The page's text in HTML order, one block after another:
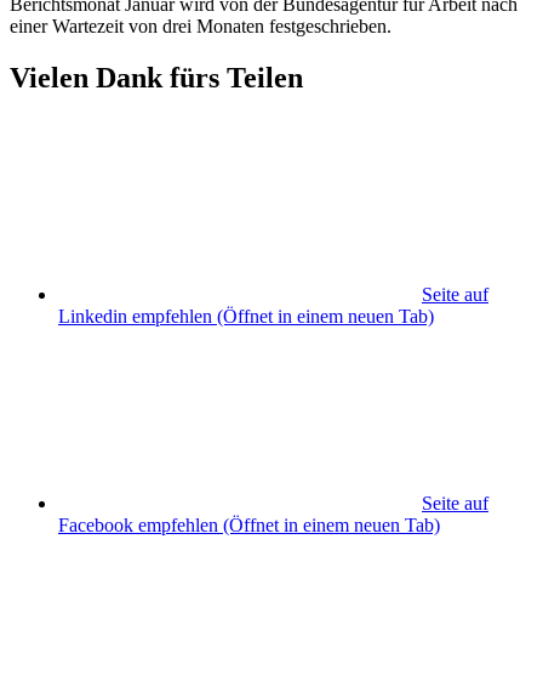
Berichtsmonat Januar wird von der Bundesagentur für Arbeit nach
einer Wartezeit von drei Monaten festgeschrieben.
Vielen Dank fürs Teilen
Seite auf
Linkedin empfehlen (Öffnet in einem neuen Tab)
Seite auf
Facebook empfehlen (Öffnet in einem neuen Tab)